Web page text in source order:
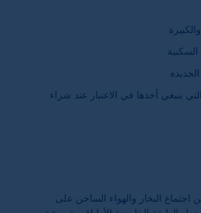
السكنية
ينبغي أخذها في الاعتبار عند شراء
اجتماع البخار والهواء الساخن على